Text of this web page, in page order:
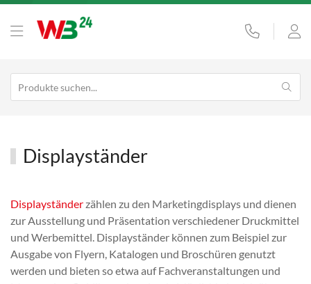
Displayständer
Displayständerzählen zu den Marketingdisplays und dienen
zur Ausstellung und Präsentation verschiedener Druckmittel
und Werbemittel. Displayständer können zum Beispiel zur
Ausgabe von Flyern, Katalogen und Broschüren genutzt
werden und bieten so etwa auf Fachveranstaltungen und